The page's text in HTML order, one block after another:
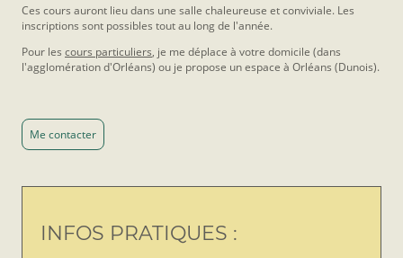
Ces cours auront lieu dans une salle chaleureuse et conviviale. Les
inscriptions sont possibles tout au long de l'année.
Pour les cours particuliers, je me déplace à votre domicile (dans
l'agglomération d'Orléans) ou je propose un espace à Orléans (Dunois).
Me contacter
INFOS PRATIQUES :